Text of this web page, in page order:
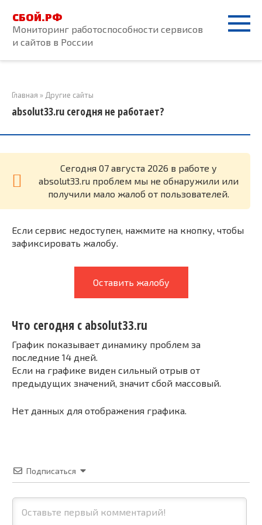
контенту
СБОЙ.РФ
Мониторинг работоспособности сервисов
и сайтов в России
Главная » Другие сайты
absolut33.ru сегодня не работает?
Cегодня 07 августа 2026 в работе у
absolut33.ru проблем мы не обнаружили или
получили мало жалоб от пользователей.
Если сервис недоступен, нажмите на кнопку, чтобы
зафиксировать жалобу.
Оставить жалобу
Что сегодня с absolut33.ru
График показывает динамику проблем за
последние 14 дней.
Если на графике виден сильный отрыв от
предыдущих значений, значит сбой массовый.
Нет данных для отображения графика.
Подписаться